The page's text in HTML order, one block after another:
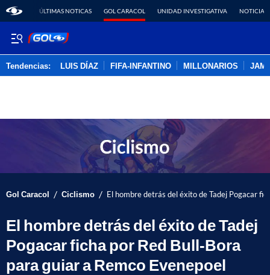
ÚLTIMAS NOTICAS GOL CARACOL UNIDAD INVESTIGATIVA NOTICIAS
Tendencias: LUIS DÍAZ FIFA-INFANTINO MILLONARIOS
Gol Caracol / Ciclismo / El hombre detrás del éxito de Tadej Pogacar
El hombre detrás del éxito de Tadej
Pogacar ficha por Red Bull-Bora
para guiar a Remco Evenepoel